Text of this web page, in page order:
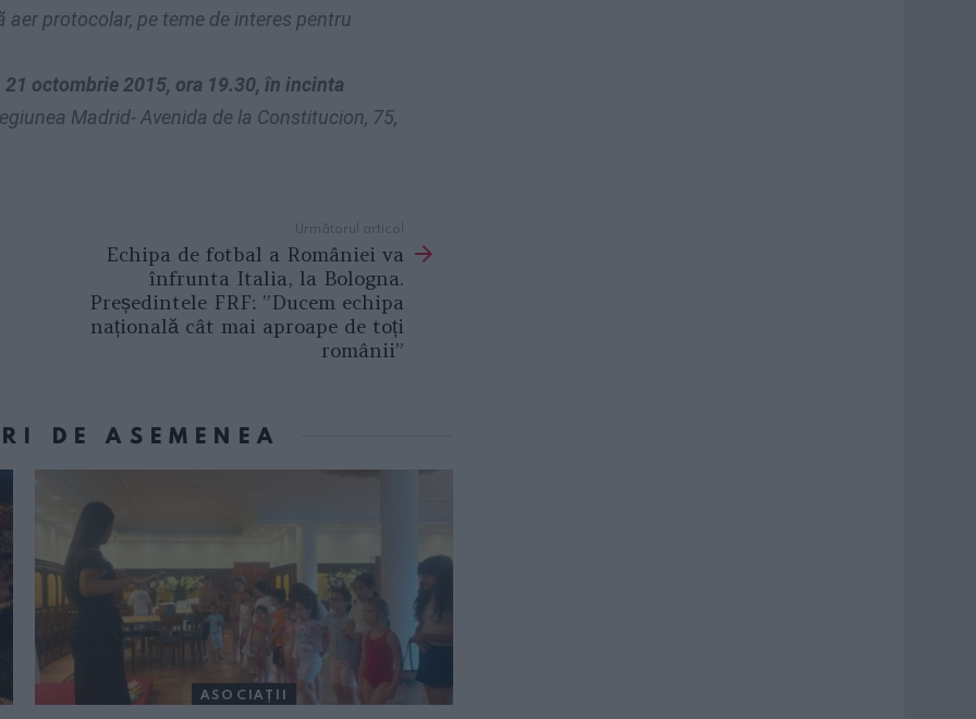
protocolar, pe teme de interes pentru
octombrie 2015, ora 19.30, în incinta
Madrid- Avenida de la Constitucion, 75,
Următorul articol
Echipa de fotbal a României va
înfrunta Italia, la Bologna.
Președintele FRF: ”Ducem echipa
națională cât mai aproape de toți
românii”
DE ASEMENEA
ASOCIAŢII